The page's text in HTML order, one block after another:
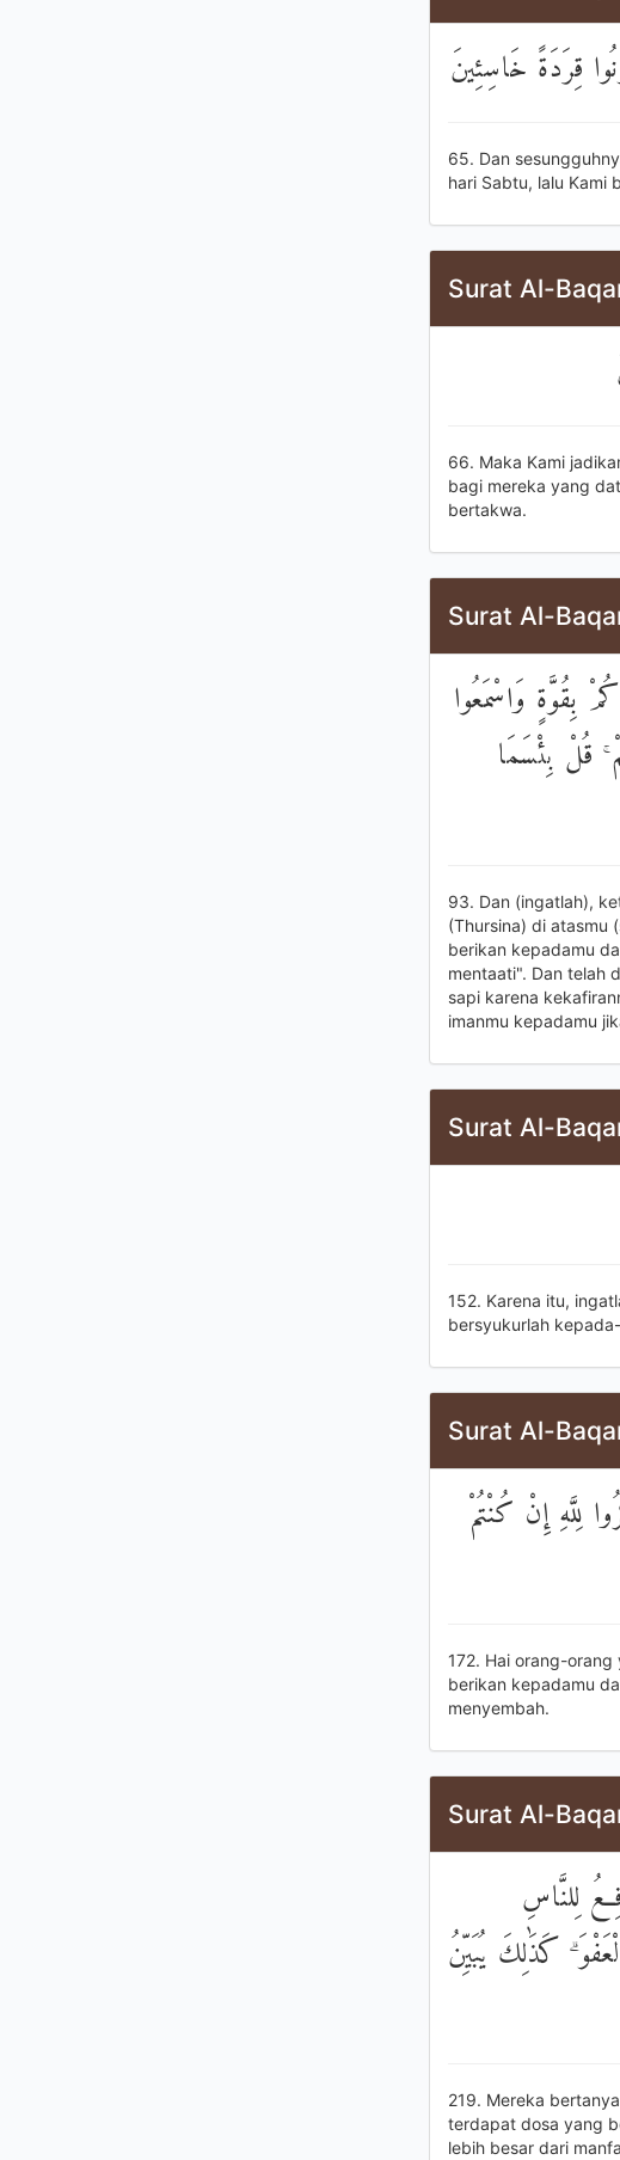
قِرَدَةً خَاسِئِينَ
65. Dan
hari Sabtu, lalu Kami
Surat Al-
66. Maka Kami
bagi mereka yang
bertakwa.
Surat Al-
بِقُوَّةٍ وَاسْمَعُوا
قُلْ بِئْسَمَا
93. Dan (ingatlah),
(Thursina) di atasmu
berikan kepadamu
mentaati". Dan telah
sapi karena
imanmu kepadamu
Surat Al-
152. Karena itu,
bersyukurlah
Surat Al-
لِلَّهِ إِنْ كُنْتُمْ
172. Hai orang-
berikan kepadamu
menyembah.
Surat Al-
لِلنَّاسِ
كَذَٰلِكَ يُبَيِّنُ
219. Mereka
terdapat dosa yang
lebih besar dari